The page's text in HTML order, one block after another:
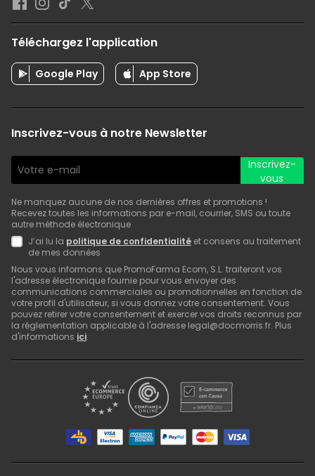
Téléchargez l'application
Google Play App Store
Inscrivez-vous à notre Newsletter
Inscrivez-
vous
Ne manquez aucune de nos dernières offres et promotions !
Recevez toutes les informations par e-mail, courrier, SMS ou toute
autre méthode électronique
J’ai lu la politique de confidentialité et consens au traitement
de mes données
Nous vous informons que PromoFarma Ecom, S.L. traiteront vos
l'adresse électronique fournie pour vous envoyer des
communications commerciales ou promotionnelles en fonction de
votre profil d'utilisateur, si vous donnez votre consentement. Vous
pouvez retirer votre consentement et exercer vos droits reconnus par
la réglementation applicable à l'adresse legal@docmorris.fr. Plus
d'informations ici.